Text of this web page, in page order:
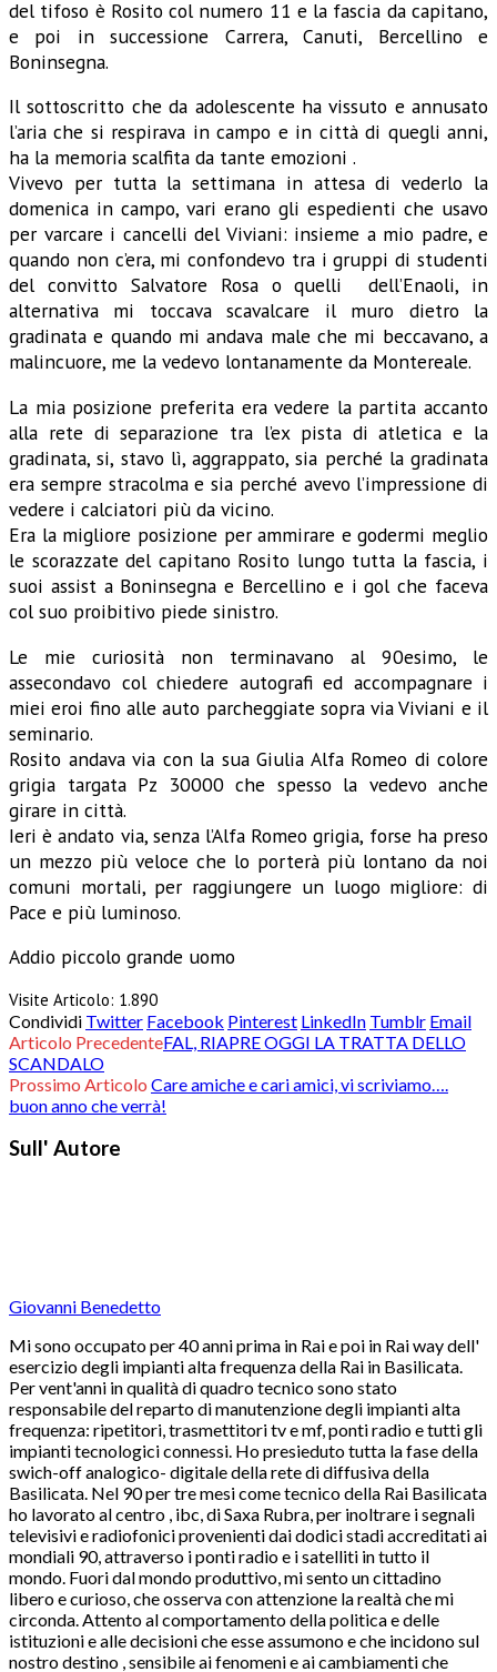
del tifoso è Rosito col numero 11 e la fascia da capitano,
e poi in successione Carrera, Canuti, Bercellino e
Boninsegna.
Il sottoscritto che da adolescente ha vissuto e annusato
l’aria che si respirava in campo e in città di quegli anni,
ha la memoria scalfita da tante emozioni .
Vivevo per tutta la settimana in attesa di vederlo la
domenica in campo, vari erano gli espedienti che usavo
per varcare i cancelli del Viviani: insieme a mio padre, e
quando non c’era, mi confondevo tra i gruppi di studenti
del convitto Salvatore Rosa o quelli dell’Enaoli, in
alternativa mi toccava scavalcare il muro dietro la
gradinata e quando mi andava male che mi beccavano, a
malincuore, me la vedevo lontanamente da Montereale.
La mia posizione preferita era vedere la partita accanto
alla rete di separazione tra l’ex pista di atletica e la
gradinata, si, stavo lì, aggrappato, sia perché la gradinata
era sempre stracolma e sia perché avevo l’impressione di
vedere i calciatori più da vicino.
Era la migliore posizione per ammirare e godermi meglio
le scorazzate del capitano Rosito lungo tutta la fascia, i
suoi assist a Boninsegna e Bercellino e i gol che faceva
col suo proibitivo piede sinistro.
Le mie curiosità non terminavano al 90esimo, le
assecondavo col chiedere autografi ed accompagnare i
miei eroi fino alle auto parcheggiate sopra via Viviani e il
seminario.
Rosito andava via con la sua Giulia Alfa Romeo di colore
grigia targata Pz 30000 che spesso la vedevo anche
girare in città.
Ieri è andato via, senza l’Alfa Romeo grigia, forse ha preso
un mezzo più veloce che lo porterà più lontano da noi
comuni mortali, per raggiungere un luogo migliore: di
Pace e più luminoso.
Addio piccolo grande uomo
Visite Articolo: 1.890
Condividi Twitter Facebook Pinterest LinkedIn Tumblr Email
Articolo PrecedenteFAL, RIAPRE OGGI LA TRATTA DELLO
SCANDALO
Prossimo Articolo Care amiche e cari amici, vi scriviamo….
buon anno che verrà!
Sull' Autore
Giovanni Benedetto
Mi sono occupato per 40 anni prima in Rai e poi in Rai way dell'
esercizio degli impianti alta frequenza della Rai in Basilicata.
Per vent'anni in qualità di quadro tecnico sono stato
responsabile del reparto di manutenzione degli impianti alta
frequenza: ripetitori, trasmettitori tv e mf, ponti radio e tutti gli
impianti tecnologici connessi. Ho presieduto tutta la fase della
swich-off analogico- digitale della rete di diffusiva della
Basilicata. Nel 90 per tre mesi come tecnico della Rai Basilicata
ho lavorato al centro , ibc, di Saxa Rubra, per inoltrare i segnali
televisivi e radiofonici provenienti dai dodici stadi accreditati ai
mondiali 90, attraverso i ponti radio e i satelliti in tutto il
mondo. Fuori dal mondo produttivo, mi sento un cittadino
libero e curioso, che osserva con attenzione la realtà che mi
circonda. Attento al comportamento della politica e delle
istituzioni e alle decisioni che esse assumono e che incidono sul
nostro destino , sensibile ai fenomeni e ai cambiamenti che